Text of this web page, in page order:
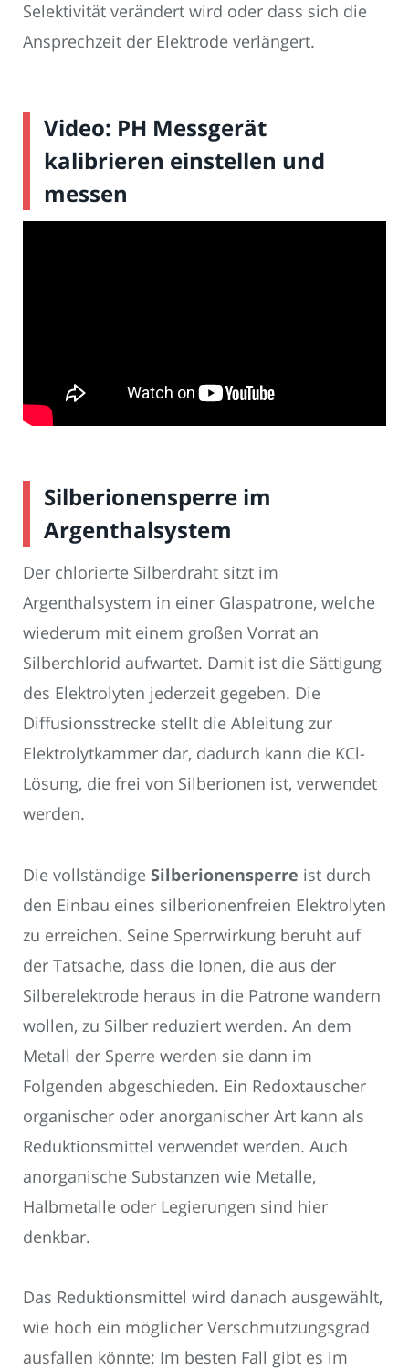
Selektivität verändert wird oder dass sich die
Ansprechzeit der Elektrode verlängert.
Video: PH Messgerät
kalibrieren einstellen und
messen
Silberionensperre im
Argenthalsystem
Der chlorierte Silberdraht sitzt im
Argenthalsystem in einer Glaspatrone, welche
wiederum mit einem großen Vorrat an
Silberchlorid aufwartet. Damit ist die Sättigung
des Elektrolyten jederzeit gegeben. Die
Diffusionsstrecke stellt die Ableitung zur
Elektrolytkammer dar, dadurch kann die KCl-
Lösung, die frei von Silberionen ist, verwendet
werden.
Die vollständige Silberionensperre ist durch
den Einbau eines silberionenfreien Elektrolyten
zu erreichen. Seine Sperrwirkung beruht auf
der Tatsache, dass die Ionen, die aus der
Silberelektrode heraus in die Patrone wandern
wollen, zu Silber reduziert werden. An dem
Metall der Sperre werden sie dann im
Folgenden abgeschieden. Ein Redoxtauscher
organischer oder anorganischer Art kann als
Reduktionsmittel verwendet werden. Auch
anorganische Substanzen wie Metalle,
Halbmetalle oder Legierungen sind hier
denkbar.
Das Reduktionsmittel wird danach ausgewählt,
wie hoch ein möglicher Verschmutzungsgrad
ausfallen könnte: Im besten Fall gibt es im